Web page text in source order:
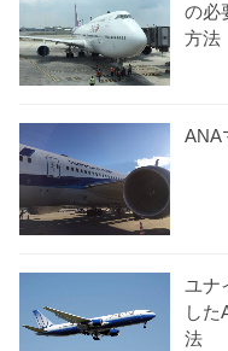
の必
方法
ANA
ユナ
した
法